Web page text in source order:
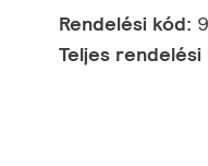
Rendelési kód:
Teljes